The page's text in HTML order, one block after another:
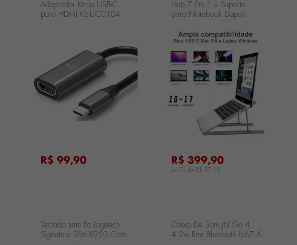
Adaptador Kross USB-C
para HDMI KE-UC0104
R$ 99,90
Hub 7 Em 1 + Suporte
para Notebook Dapon
R$ 399,90
ou 7x de R$ 57,12
Teclado sem fio Logitech
Signature Slim K950 Com
Caixa De Som Jbl Go 4,
4.2w Rms Bluetooth Ip67 Á